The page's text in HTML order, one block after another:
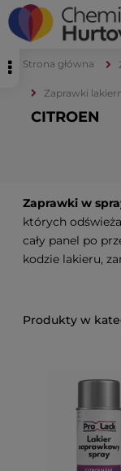
Strona główna
Zaprawki
CITROEN
Zaprawki w
których
cały panel po
kodzie lakieru,